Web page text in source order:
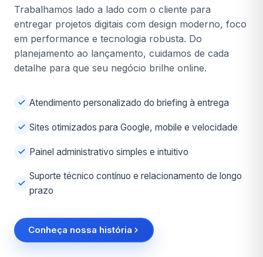
Trabalhamos lado a lado com o cliente para
entregar projetos digitais com design moderno, foco
em performance e tecnologia robusta. Do
planejamento ao lançamento, cuidamos de cada
detalhe para que seu negócio brilhe online.
Atendimento personalizado do briefing à entrega
Sites otimizados para Google, mobile e velocidade
Painel administrativo simples e intuitivo
Suporte técnico contínuo e relacionamento de longo
prazo
Conheça nossa história